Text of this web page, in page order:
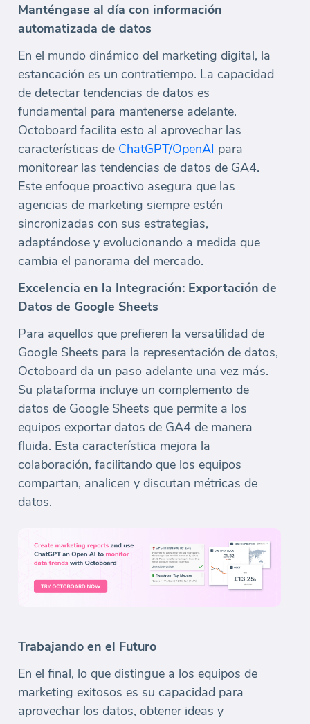
Manténgase al día con información
automatizada de datos
En el mundo dinámico del marketing digital, la
estancación es un contratiempo. La capacidad
de detectar tendencias de datos es
fundamental para mantenerse adelante.
Octoboard facilita esto al aprovechar las
características de ChatGPT/OpenAI para
monitorear las tendencias de datos de GA4.
Este enfoque proactivo asegura que las
agencias de marketing siempre estén
sincronizadas con sus estrategias,
adaptándose y evolucionando a medida que
cambia el panorama del mercado.
Excelencia en la Integración: Exportación de
Datos de Google Sheets
Para aquellos que prefieren la versatilidad de
Google Sheets para la representación de datos,
Octoboard da un paso adelante una vez más.
Su plataforma incluye un complemento de
datos de Google Sheets que permite a los
equipos exportar datos de GA4 de manera
fluida. Esta característica mejora la
colaboración, facilitando que los equipos
compartan, analicen y discutan métricas de
datos.
Trabajando en el Futuro
En el final, lo que distingue a los equipos de
marketing exitosos es su capacidad para
aprovechar los datos, obtener ideas y